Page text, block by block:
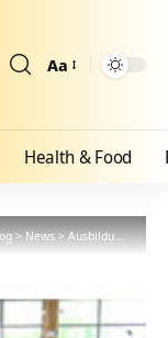
Aa
Health & Food
>News>Ausbildungen >